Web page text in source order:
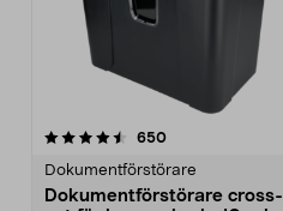
650recensioner
Dokumentförstörare
Dokumentförstörare cross-
4.5 av 5 stjärnor